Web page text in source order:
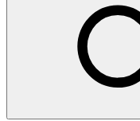
Mat og drikke
Aktiviteter